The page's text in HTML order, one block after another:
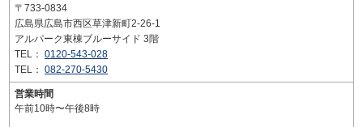
〒733-0834
広島県広島市西区草津新町2-26-1
アルパーク東棟ブルーサイド 3階
TEL： 0120-543-028
TEL： 082-270-5430
営業時間
午前10時〜午後8時